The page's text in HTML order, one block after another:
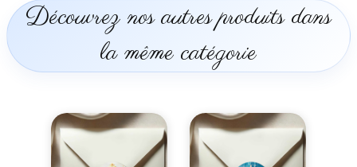
Découvrez nos autres produits dans
la même catégorie